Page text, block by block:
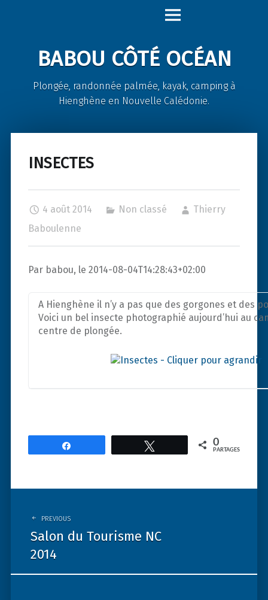
navigation
BABOU CÔTÉ OCÉAN
Plongée, randonnée palmée, kayak, camping à
Hienghène en Nouvelle Calédonie.
INSECTES
4 août 2014 Non classé
Thierry
Baboulenne
Par babou, le 2014-08-04T14:28:43+02:00
A Hienghène il n’y a pas que des gorgones et des
Voici un bel insecte photographié aujourd’hui au
centre de plongée.
0
PARTAGES
navigation
PREVIOUS
Salon du Tourisme NC
2014